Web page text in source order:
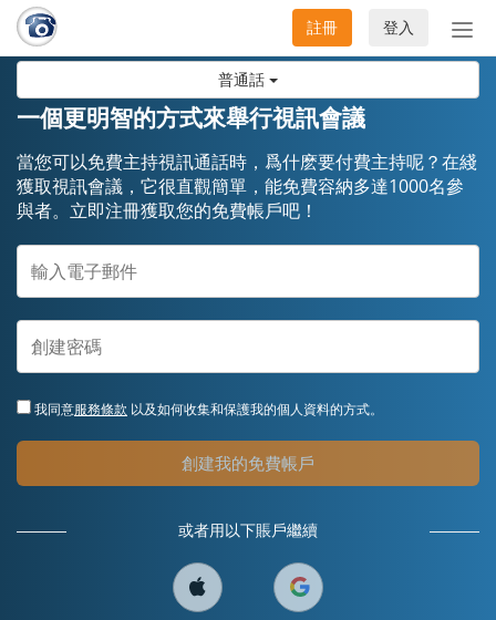
普通話
切
換
登入
註冊
一個更明智的方式來舉行視訊會議
當您可以免費主持視訊通話時，爲什麽要付費主持呢？在綫
獲取視訊會議，它很直觀簡單，能免費容納多達1000名參
與者。立即注冊獲取您的免費帳戶吧！
我同意服務條款 以及如何收集和保護我的個人資料的方式。
創建我的免費帳戶
或者用以下賬戶繼續